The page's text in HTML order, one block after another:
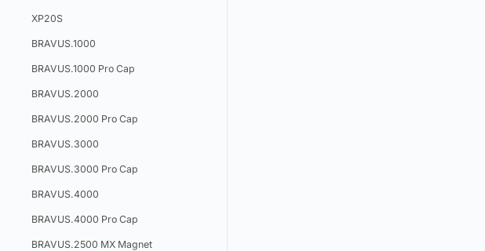
XP20S
BRAVUS.1000
BRAVUS.1000 Pro Cap
BRAVUS.2000
BRAVUS.2000 Pro Cap
BRAVUS.3000
BRAVUS.3000 Pro Cap
BRAVUS.4000
BRAVUS.4000 Pro Cap
BRAVUS.2500 MX Magnet